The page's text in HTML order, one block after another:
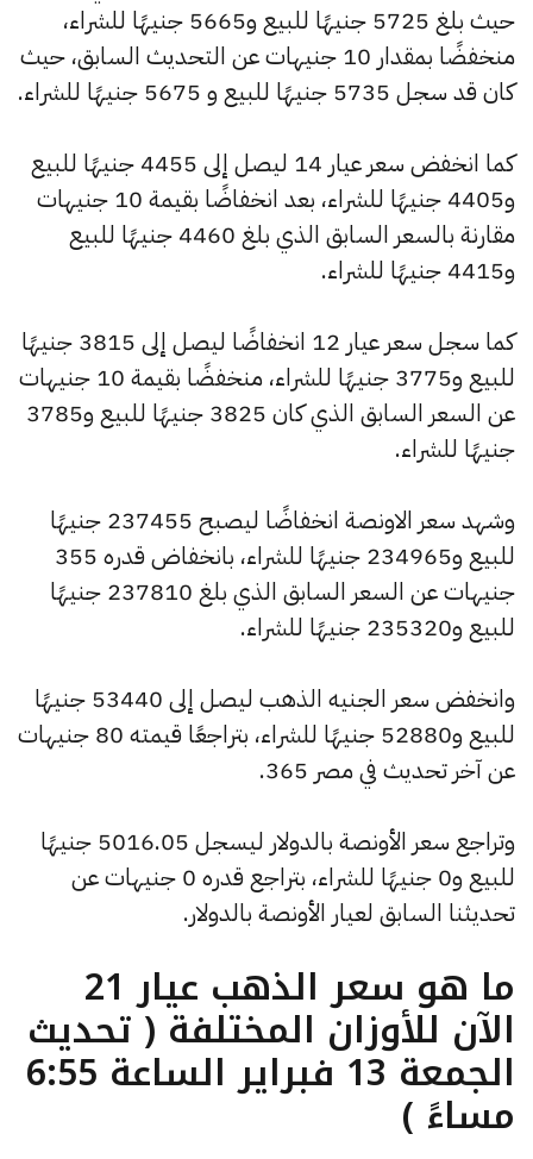
حيث بلغ 5725 جنيهًا للبيع و5665 جنيهًا للشراء،
منخفضًا بمقدار 10 جنيهات عن التحديث السابق، حيث
كان قد سجل 5735 جنيهًا للبيع و 5675 جنيهًا للشراء.
كما انخفض سعر عيار 14 ليصل إلى 4455 جنيهًا للبيع
و4405 جنيهًا للشراء، بعد انخفاضًا بقيمة 10 جنيهات
مقارنة بالسعر السابق الذي بلغ 4460 جنيهًا للبيع
و4415 جنيهًا للشراء.
كما سجل سعر عيار 12 انخفاضًا ليصل إلى 3815 جنيهًا
للبيع و3775 جنيهًا للشراء، منخفضًا بقيمة 10 جنيهات
عن السعر السابق الذي كان 3825 جنيهًا للبيع و3785
جنيهًا للشراء.
وشهد سعر الاونصة انخفاضًا ليصبح 237455 جنيهًا
للبيع و234965 جنيهًا للشراء، بانخفاض قدره 355
جنيهات عن السعر السابق الذي بلغ 237810 جنيهًا
للبيع و235320 جنيهًا للشراء.
وانخفض سعر الجنيه الذهب ليصل إلى 53440 جنيهًا
للبيع و52880 جنيهًا للشراء، بتراجعًا قيمته 80 جنيهات
عن آخر تحديث في مصر 365.
وتراجع سعر الأونصة بالدولار ليسجل 5016.05 جنيهًا
للبيع و0 جنيهًا للشراء، بتراجع قدره 0 جنيهات عن
تحديثنا السابق لعيار الأونصة بالدولار.
ما هو سعر الذهب عيار 21
الآن للأوزان المختلفة ( تحديث
الجمعة 13 فبراير الساعة 6:55
مساءً )